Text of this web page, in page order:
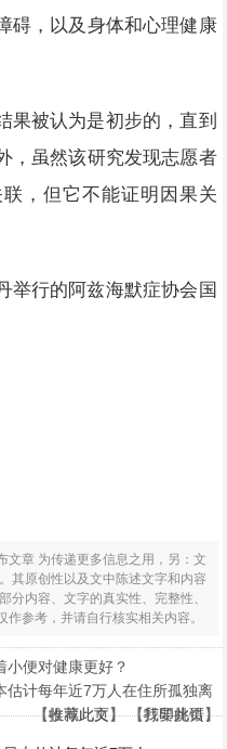
碍，以及身体和心理健康
果被认为是初步的，直到
，虽然该研究发现志愿者
，但它不能证明因果关
举行的阿兹海默症协会国
文章 为传递更多信息之用，另：文
其原创性以及文中陈述文字和内容
分内容、文字的真实性、完整性、
参考，并请自行核实相关内容。
便对健康更好？
估计每年近7万人在住所孤独离
【收藏此页】 【打印此页】
【推荐此文】 【我要挑错】